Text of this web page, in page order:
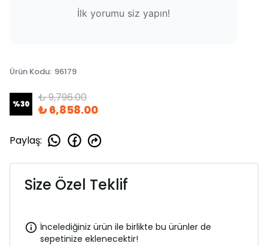
İlk yorumu siz yapın!
Ürün Kodu: 96179
%30 ₺ 9,796.00
₺ 6,858.00
Paylaş:
Size Özel Teklif
İncelediğiniz ürün ile birlikte bu ürünler de
sepetinize eklenecektir!